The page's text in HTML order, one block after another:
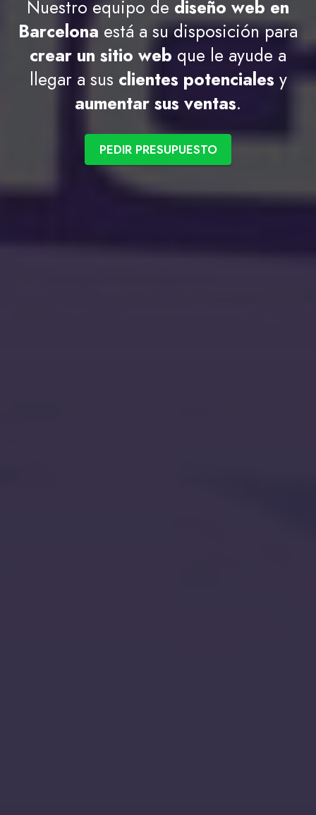
Nuestro equipo de diseño web en
Barcelona está a su disposición para
crear un sitio web que le ayude a
llegar a sus clientes potenciales y
aumentar sus ventas.
PEDIR PRESUPUESTO